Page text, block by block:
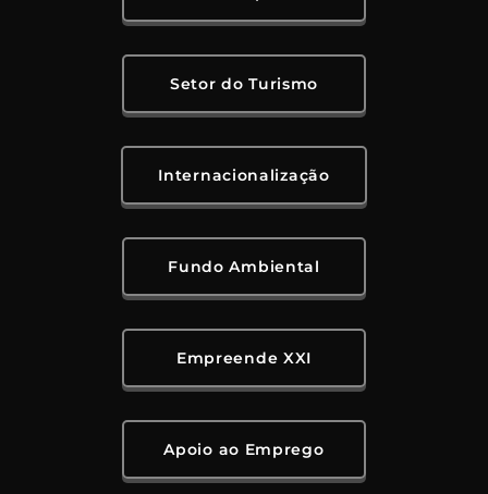
Setor do Turismo
Internacionalização
Fundo Ambiental
Empreende XXI
Apoio ao Emprego